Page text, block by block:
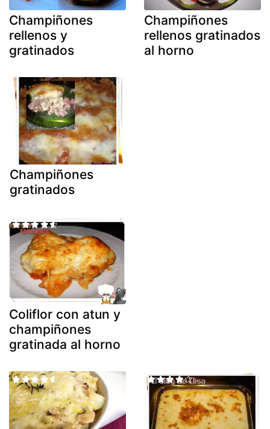
Champiñones
rellenos y
gratinados
Champiñones
rellenos gratinados
al horno
Champiñones
gratinados
Coliflor con atun y
champiñones
gratinada al horno